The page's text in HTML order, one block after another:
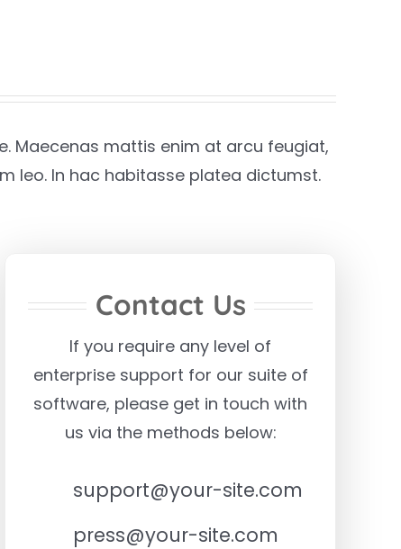
Maecenas mattis enim at arcu feugiat,
leo. In hac habitasse platea dictumst.
Contact Us
If you require any level of
enterprise support for our suite of
software, please get in touch with
us via the methods below:
support@your-site.com
press@your-site.com